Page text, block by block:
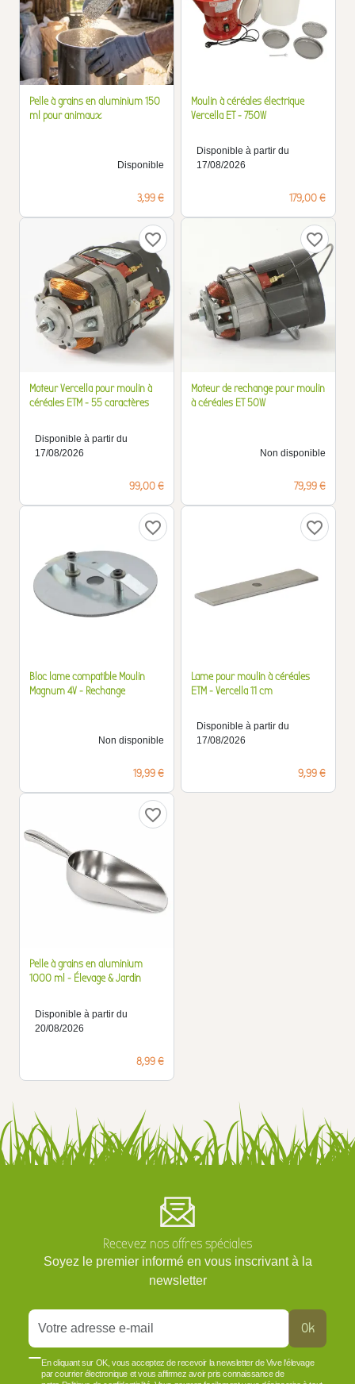
Pelle à grains en aluminium 150
ml pour animaux
Disponible
Prix
3,99 €
Moulin à céréales électrique
Vercella ET - 750W
Disponible à partir du
17/08/2026
Prix
179,00 €
favorite_border
Moteur Vercella pour moulin à
céréales ETM - 55 caractères
Disponible à partir du
17/08/2026
Prix
99,00 €
favorite_border
Moteur de rechange pour moulin
à céréales ET 50W
Non disponible
Prix
79,99 €
favorite_border
Bloc lame compatible Moulin
Magnum 4V - Rechange
Non disponible
Prix
19,99 €
favorite_border
Lame pour moulin à céréales
ETM - Vercella 11 cm
Disponible à partir du
17/08/2026
Prix
9,99 €
favorite_border
Pelle à grains en aluminium
1000 ml - Élevage & Jardin
Disponible à partir du
20/08/2026
Prix
8,99 €
Recevez nos offres spéciales
Soyez le premier informé en vous inscrivant à la
newsletter
Ok
En cliquant sur OK, vous acceptez de recevoir la newsletter de Vive l'élevage
par courrier électronique et vous affirmez avoir pris connaissance de